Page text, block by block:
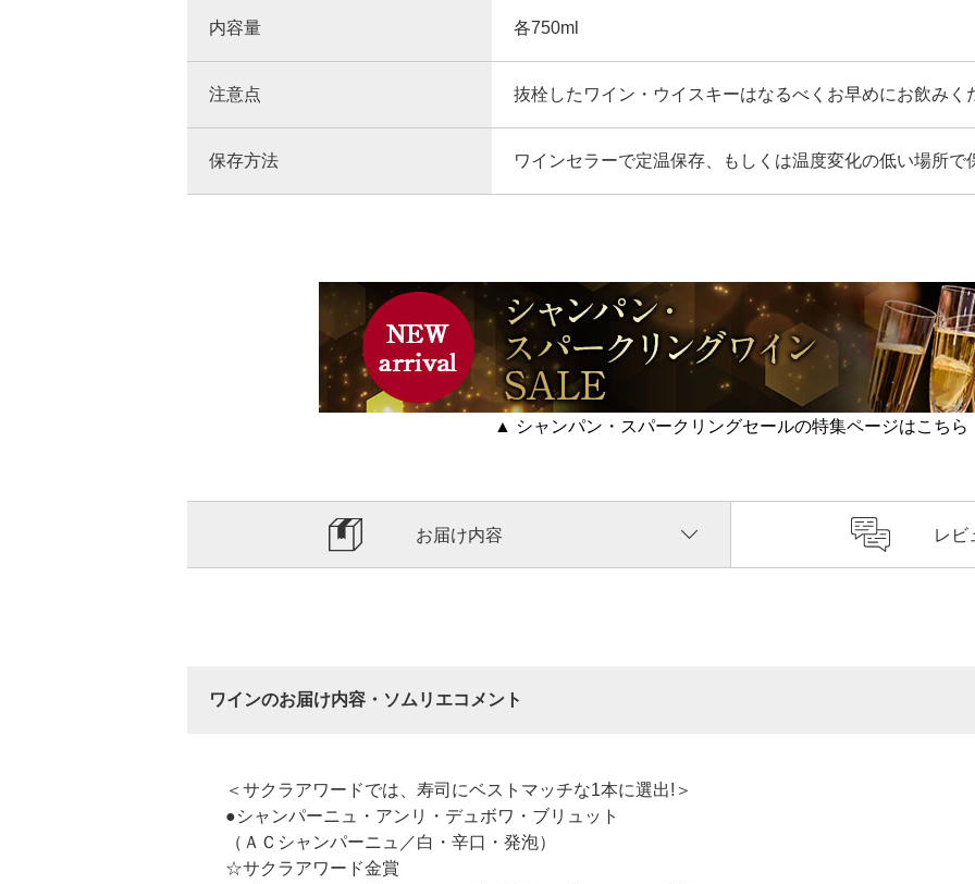
内容量 各750ml
注意点 抜栓したワイン・ウイスキーはなるべくお早めにお飲みく
保存方法 ワインセラーで定温保存、もしくは温度変化の低い場所で
▲ シャンパン・スパークリングセールの特集ページはこちら
お届け内容 レビ
ワインのお届け内容・ソムリエコメント
＜サクラアワードでは、寿司にベストマッチな1本に選出!＞
●シャンパーニュ・アンリ・デュボワ・ブリュット
（ＡＣシャンパーニュ／白・辛口・発泡）
☆サクラアワード金賞